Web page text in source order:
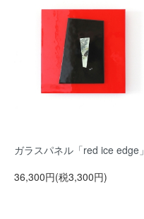
ガラスパネル「red ice edge」
36,300円(税3,300円)